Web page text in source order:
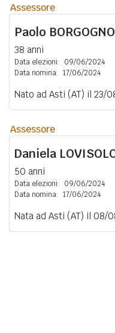
Assessore
Paolo BORGOGNO
38 anni
Data elezioni:
09/06/2024
Data nomina: 17/06/2024
Nato ad Asti (AT) il 23/
Assessore
Daniela
50 anni
Data elezioni:
09/06/2024
Data nomina: 17/06/2024
Nata ad Asti (AT) il 08/